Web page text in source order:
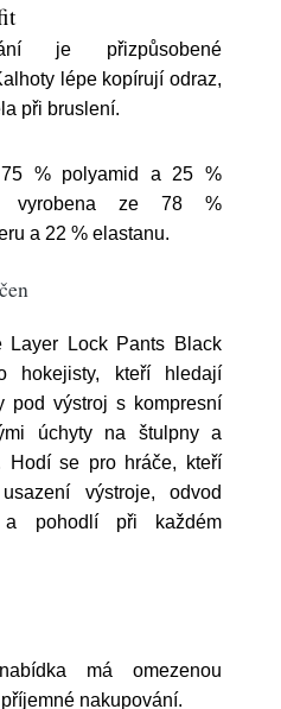
je přizpůsobené
lépe kopírují odraz,
při bruslení.
% polyamid a 25 %
vyrobena ze 78 %
a 22 % elastanu.
Layer Lock Pants Black
hokejisty, kteří hledají
pod výstroj s kompresní
úchyty na štulpny a
Hodí se pro hráče, kteří
výstroje, odvod
a pohodlí při každém
má omezenou
nakupování.